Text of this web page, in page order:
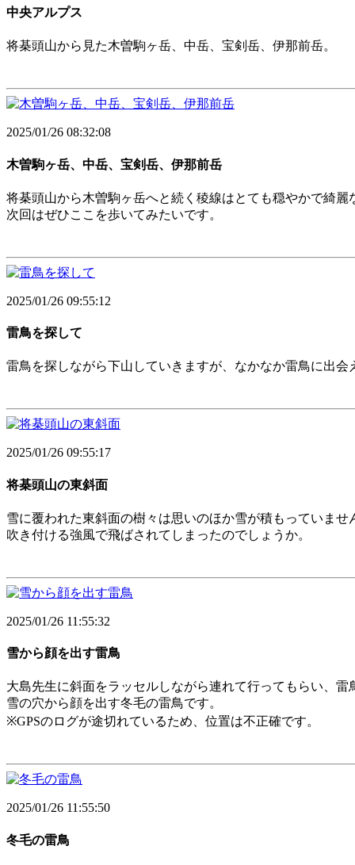
中央アルプス
将棊頭山から見た木曽駒ヶ岳、中岳、宝剣岳、伊那前岳。
2025/01/26 08:32:08
木曽駒ヶ岳、中岳、宝剣岳、伊那前岳
将棊頭山から木曽駒ヶ岳へと続く稜線はとても穏やかで綺麗
次回はぜひここを歩いてみたいです。
2025/01/26 09:55:12
雷鳥を探して
雷鳥を探しながら下山していきますが、なかなか雷鳥に出会
2025/01/26 09:55:17
将棊頭山の東斜面
雪に覆われた東斜面の樹々は思いのほか雪が積もっていませ
吹き付ける強風で飛ばされてしまったのでしょうか。
2025/01/26 11:55:32
雪から顔を出す雷鳥
大島先生に斜面をラッセルしながら連れて行ってもらい、
雪の穴から顔を出す冬毛の雷鳥です。
※GPSのログが途切れているため、位置は不正確です。
2025/01/26 11:55:50
冬毛の雷鳥